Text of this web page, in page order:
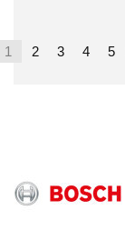
1 2 3 4 5